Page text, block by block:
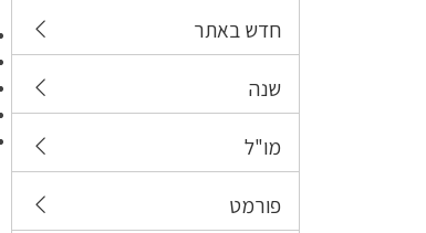
חדש באתר
שנה
מו"ל
פורמט